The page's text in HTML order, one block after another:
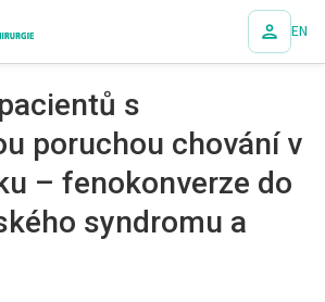
EN
s
poruchou chování v
– fenokonverze do
syndromu a